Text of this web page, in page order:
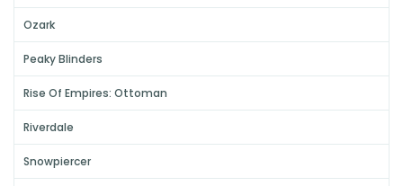
Ozark
Peaky Blinders
Rise Of Empires: Ottoman
Riverdale
Snowpiercer